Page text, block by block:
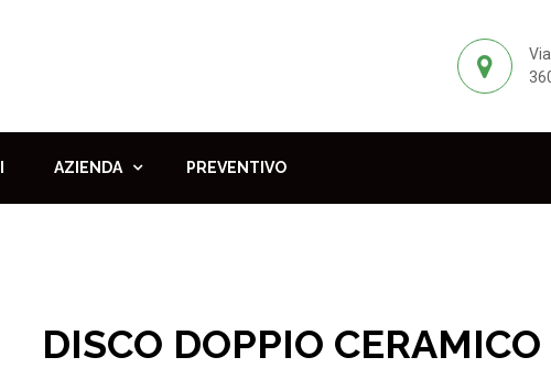
AZIENDA PREVENTIVO
DISCO DOPPIO